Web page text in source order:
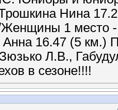
Нина
1 место -
16.47 (5 км.)
Л.В.,
в сезоне!!!!